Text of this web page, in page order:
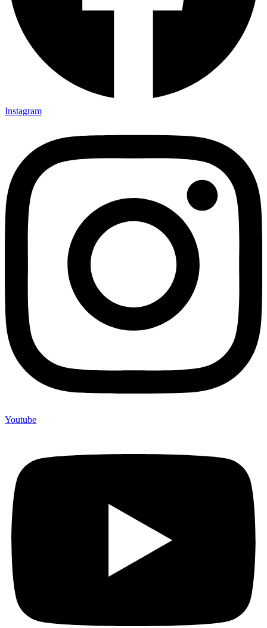
Instagram
Youtube